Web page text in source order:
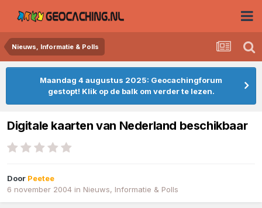
Nieuws, Informatie & Polls
Maandag 4 augustus 2025: Geocachingforum
gestopt! Klik op de balk om verder te lezen.
Digitale kaarten van Nederland beschikbaar
Door Peetee
6 november 2004 in Nieuws, Informatie & Polls